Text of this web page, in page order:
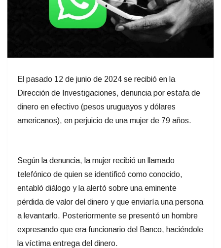
El pasado 12 de junio de 2024 se recibió en la
Dirección de Investigaciones, denuncia por estafa de
dinero en efectivo (pesos uruguayos y dólares
americanos), en perjuicio de una mujer de 79 años.
Según la denuncia, la mujer recibió un llamado
telefónico de quien se identificó como conocido,
entabló diálogo y la alertó sobre una eminente
pérdida de valor del dinero y que enviaría una persona
a levantarlo. Posteriormente se presentó un hombre
expresando que era funcionario del Banco, haciéndole
la víctima entrega del dinero.